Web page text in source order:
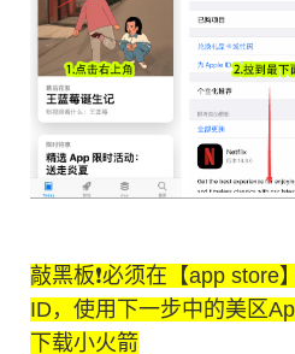
敲黑板❗️必须在【app store
ID，使用下一步中的美区
下载小火箭